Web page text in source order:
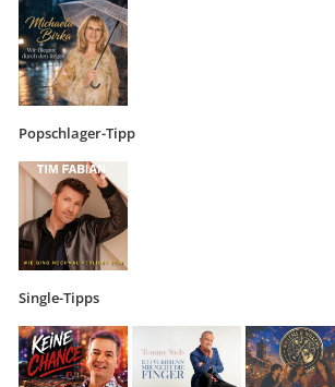
Popschlager-Tipp
Single-Tipps